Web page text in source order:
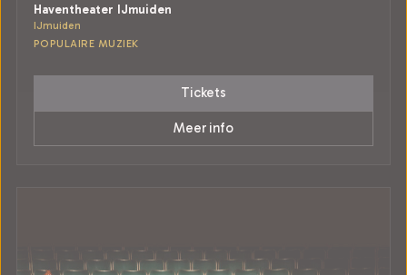
Haventheater IJmuiden
IJmuiden
POPULAIRE MUZIEK
Tickets
Meer info